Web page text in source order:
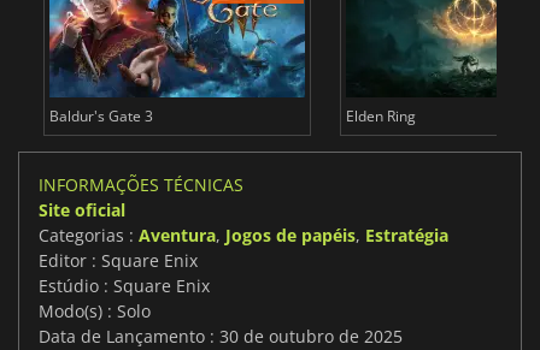
Baldur's Gate 3 Elden Ring
INFORMAÇÕES TÉCNICAS
Site oficial
Categorias : Aventura, Jogos de papéis, Estratégia
Editor : Square Enix
Estúdio : Square Enix
Modo(s) : Solo
Data de Lançamento : 30 de outubro de 2025